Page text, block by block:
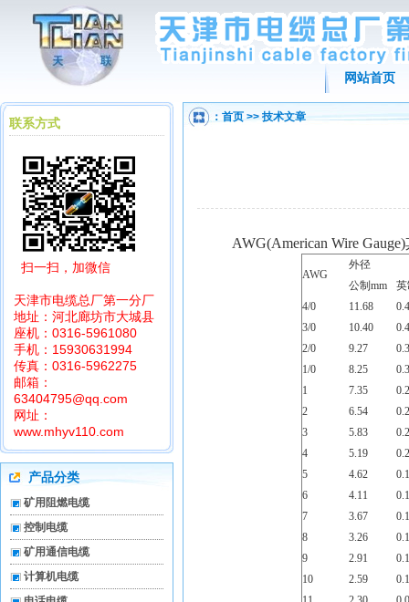
网站首页
： 首页 >> 技术文章
AWG(American Wire Gauge)
AWG
外径
公制 mm
4/0
11.68
3/0
10.40
2/0
9.27
1/0
8.25
1
7.35
2
6.54
3
5.83
4
5.19
5
4.62
6
4.11
7
3.67
8
3.26
9
2.91
10
2.59
联系方式
扫一扫，加微信
天津市电缆总厂第一分厂
地址：河北廊坊市大城县
座机：0316-5961080
手机：15930631994
传真：0316-5962275
邮箱：
63404795@qq.com
网址：
www.mhyv110.com
产品分类
矿用阻燃电缆
控制电缆
矿用通信电缆
计算机电缆